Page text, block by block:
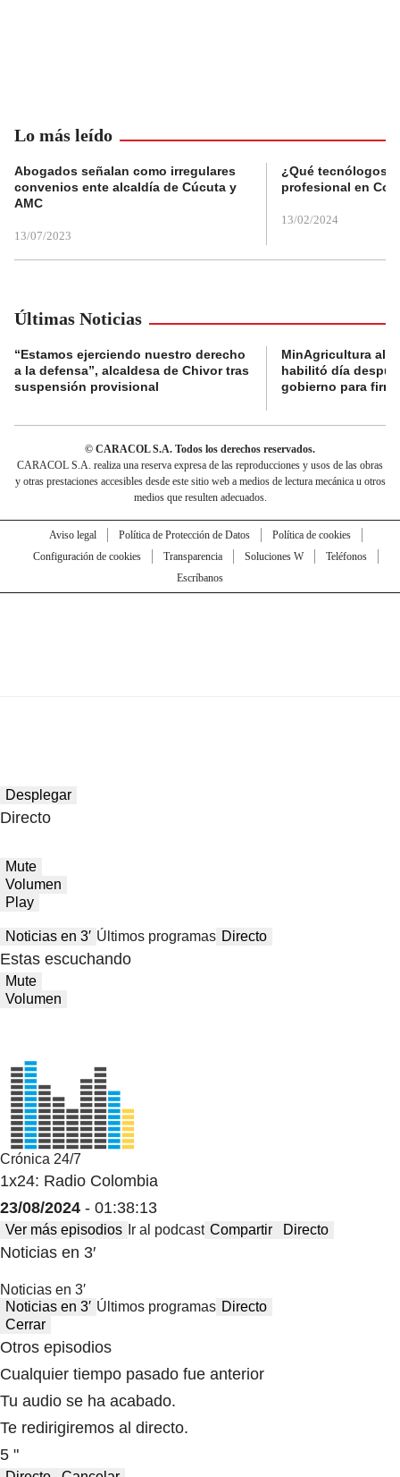
Lo más leído
Abogados señalan como irregulares
convenios ente alcaldía de Cúcuta y
AMC
13/07/2023
¿Qué tecnólogos
profesional en
13/02/2024
Últimas Noticias
“Estamos ejerciendo nuestro derecho
a la defensa”, alcaldesa de Chivor tras
suspensión provisional
MinAgricultura
habilitó día
gobierno para
© CARACOL S.A. Todos los derechos reservados.
CARACOL S.A. realiza una reserva expresa de las reproducciones y usos de las obras
y otras prestaciones accesibles desde este sitio web a medios de lectura mecánica u otros
medios que resulten adecuados.
Aviso legal Política de Protección de Datos
Política de cookies
Configuración de cookies
Transparencia Soluciones W
Teléfonos
Escríbanos
Desplegar
Directo
Mute
Volumen
Play
Noticias en 3′ Últimos programas Directo
Estas escuchando
Mute
Volumen
Crónica 24/7
1x24: Radio Colombia
23/08/2024 - 01:38:13
Ver más episodios Ir al podcast Compartir Directo
Noticias en 3′
Noticias en 3′
Noticias en 3′ Últimos programas Directo
Cerrar
Otros episodios
Cualquier tiempo pasado fue anterior
Tu audio se ha acabado.
Te redirigiremos al directo.
5 "